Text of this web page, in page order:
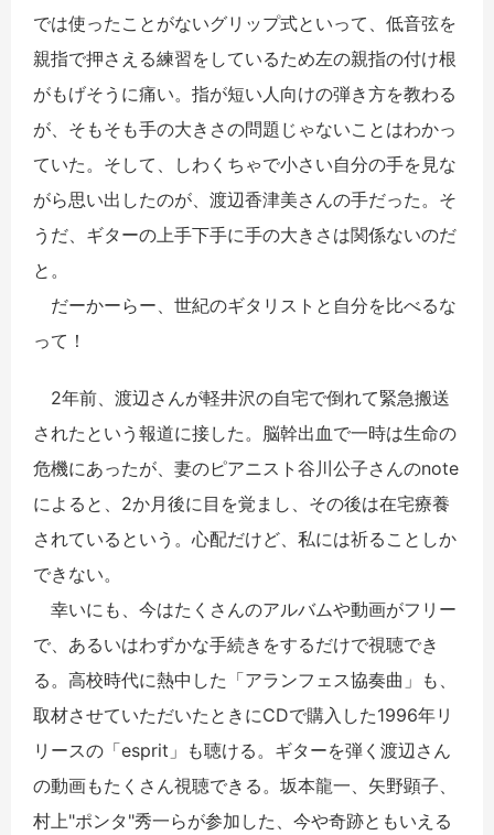
では使ったことがないグリップ式といって、低音弦を
親指で押さえる練習をしているため左の親指の付け根
がもげそうに痛い。指が短い人向けの弾き方を教わる
が、そもそも手の大きさの問題じゃないことはわかっ
ていた。そして、しわくちゃで小さい自分の手を見な
がら思い出したのが、渡辺香津美さんの手だった。そ
うだ、ギターの上手下手に手の大きさは関係ないのだ
と。
だーかーらー、世紀のギタリストと自分を比べるな
って！
2年前、渡辺さんが軽井沢の自宅で倒れて緊急搬送
されたという報道に接した。脳幹出血で一時は生命の
危機にあったが、妻のピアニスト谷川公子さんのnote
によると、2か月後に目を覚まし、その後は在宅療養
されているという。心配だけど、私には祈ることしか
できない。
幸いにも、今はたくさんのアルバムや動画がフリー
で、あるいはわずかな手続きをするだけで視聴でき
る。高校時代に熱中した「アランフェス協奏曲」も、
取材させていただいたときにCDで購入した1996年リ
リースの「esprit」も聴ける。ギターを弾く渡辺さん
の動画もたくさん視聴できる。坂本龍一、矢野顕子、
村上"ポンタ"秀一らが参加した、今や奇跡ともいえる